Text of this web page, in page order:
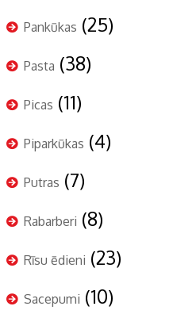
Pankūkas (25)
Pasta (38)
Picas (11)
Piparkūkas (4)
Putras (7)
Rabarberi (8)
Rīsu ēdieni (23)
Sacepumi (10)